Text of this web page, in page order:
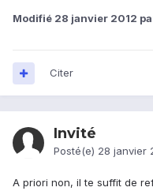
Modifié 28 janvier 2012
Citer
Invité
Posté(e) 28 janvier
A priori non, il te suffit de